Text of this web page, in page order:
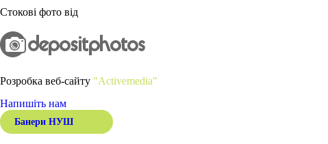
Стокові фото від
Розробка веб-сайту "Activemedia"
Напишіть нам
Банери НУШ